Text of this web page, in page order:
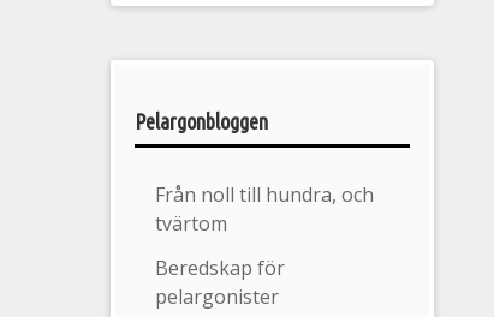
Pelargonbloggen
Från noll till hundra, och
tvärtom
Beredskap för
pelargonister